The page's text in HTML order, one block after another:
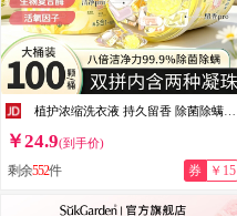
￥24.9(到手价)
剩余552件 券 ￥15